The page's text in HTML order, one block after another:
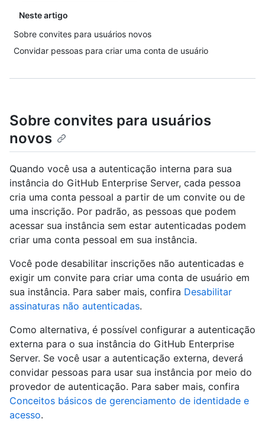
Neste artigo
Sobre convites para usuários novos
Convidar pessoas para criar uma conta de usuário
Sobre convites para usuários
novos
Quando você usa a autenticação interna para sua
instância do GitHub Enterprise Server, cada pessoa
cria uma conta pessoal a partir de um convite ou de
uma inscrição. Por padrão, as pessoas que podem
acessar sua instância sem estar autenticadas podem
criar uma conta pessoal em sua instância.
Você pode desabilitar inscrições não autenticadas e
exigir um convite para criar uma conta de usuário em
sua instância. Para saber mais, confira Desabilitar
assinaturas não autenticadas.
Como alternativa, é possível configurar a autenticação
externa para o sua instância do GitHub Enterprise
Server. Se você usar a autenticação externa, deverá
convidar pessoas para usar sua instância por meio do
provedor de autenticação. Para saber mais, confira
Conceitos básicos de gerenciamento de identidade e
acesso.